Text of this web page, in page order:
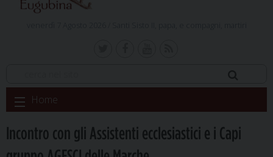
Skip
to
Home
Incontro con gli Assistenti ecclesiastici e i Capi